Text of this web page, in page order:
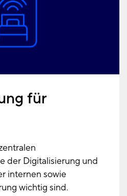
für
der Digitalisierung und
internen sowie
wichtig sind.